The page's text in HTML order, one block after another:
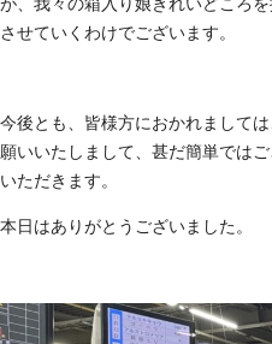
が、我々の箱入り娘きれいどころ
させていくわけでございます。
今後とも、皆様方におかれまして
願いいたしまして、甚だ簡単では
いただきます。
本日はありがとうございました。